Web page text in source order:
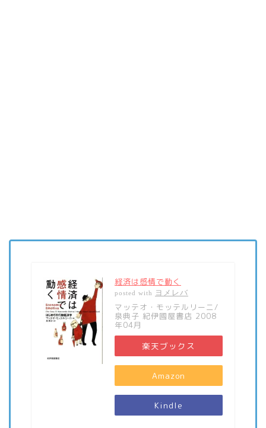
経済は感情で動く
posted with ヨメレバ
マッテオ・モッテルリーニ/
泉典子 紀伊國屋書店 2008
年04月
楽天ブックス
Amazon
Kindle